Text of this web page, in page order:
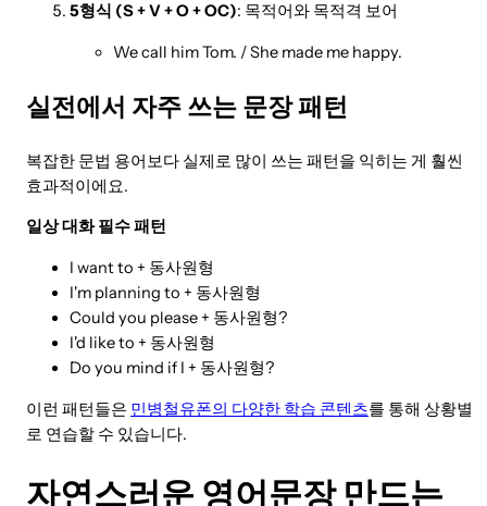
5형식 (S + V + O + OC): 목적어와 목적격 보어
We call him Tom. / She made me happy.
실전에서 자주 쓰는 문장 패턴
복잡한 문법 용어보다 실제로 많이 쓰는 패턴을 익히는 게 훨씬
효과적이에요.
일상 대화 필수 패턴
I want to + 동사원형
I'm planning to + 동사원형
Could you please + 동사원형?
I'd like to + 동사원형
Do you mind if I + 동사원형?
이런 패턴들은 민병철유폰의 다양한 학습 콘텐츠를 통해 상황별
로 연습할 수 있습니다.
자연스러운 영어문장 만드는